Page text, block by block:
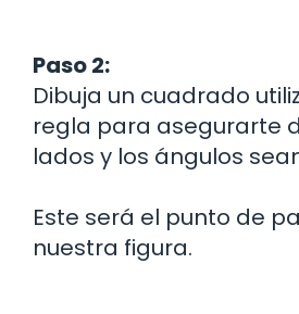
Paso 2:
Dibuja un cuadrado
regla para asegurarte
lados y los ángulos
Este será el punto de
nuestra figura.